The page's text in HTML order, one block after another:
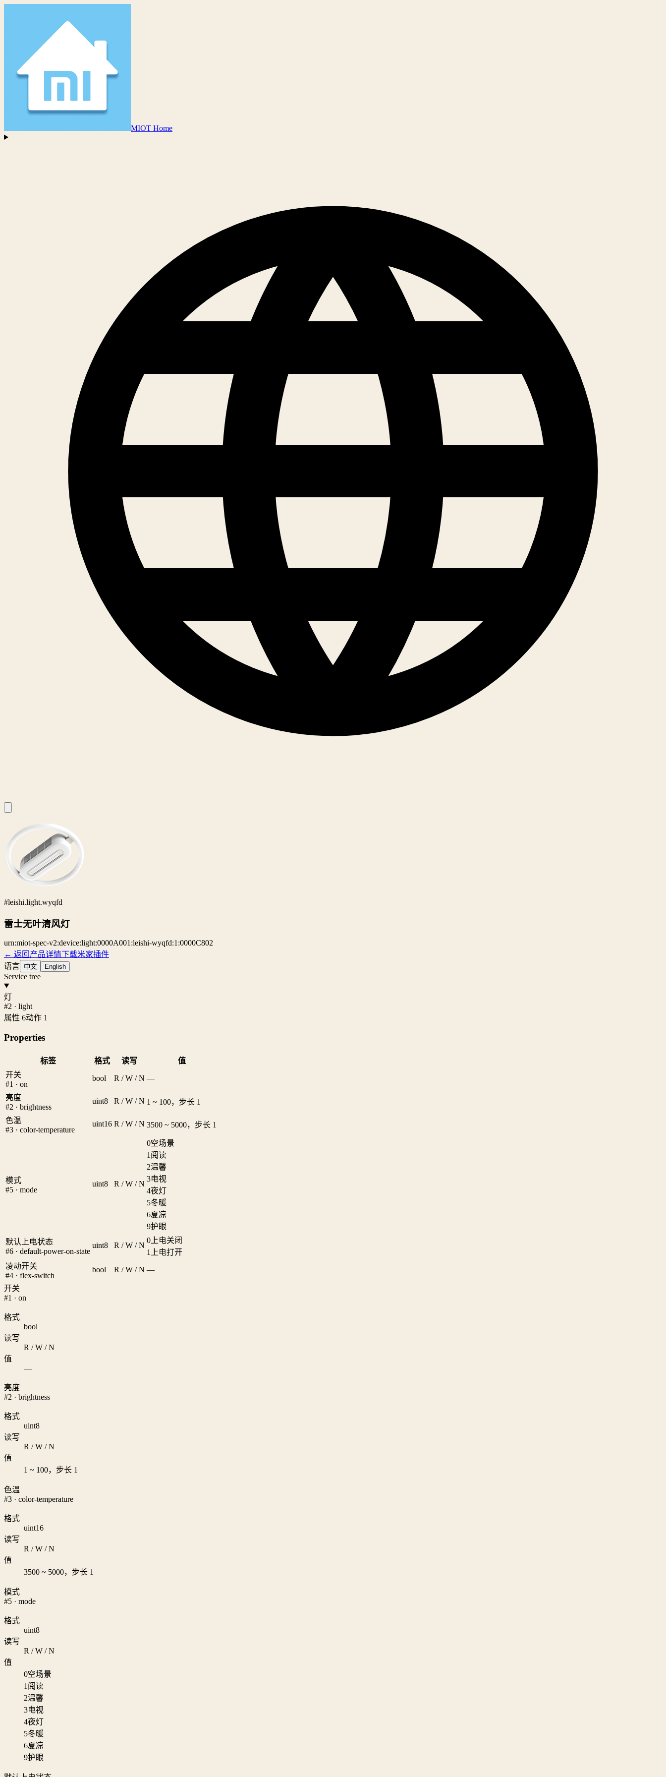
MIOT Home
#leishi.light.wyqfd
雷士无叶清风灯
urn:miot-spec-v2:device:light:0000A001:leishi-wyqfd:1:0000C802
← 返回产品详情下载米家插件
语言 中文 English
Service tree
灯
#2 · light
属性 6动作 1
Properties
标签 格式 读写
值
开关
#1 · on
bool R / W / N —
亮度
#2 · brightness
uint8 R / W / N 1 ~ 100，步长 1
色温
#3 · color-temperature
uint16 R / W / N 3500 ~ 5000，步长 1
模式
#5 · mode
uint8 R / W / N
0空场景
1 阅读
2温馨
3电视
4夜灯
5冬暖
6夏凉
9护眼
默认上电状态
#6 · default-power-on-state
uint8 R / W / N
0 上电关闭
1
上电打开
凌动开关
#4 · flex-switch
bool R / W / N —
开关
#1 · on
格式
bool
读写
R / W / N
值
—
亮度
#2 · brightness
格式
uint8
读写
R / W / N
值
1 ~ 100，步长 1
色温
#3 · color-temperature
格式
uint16
读写
R / W / N
值
3500 ~ 5000，步长 1
模式
#5 · mode
格式
uint8
读写
R / W / N
值
0空场景
1 阅读
2温馨
3电视
4夜灯
5冬暖
6夏凉
9护眼